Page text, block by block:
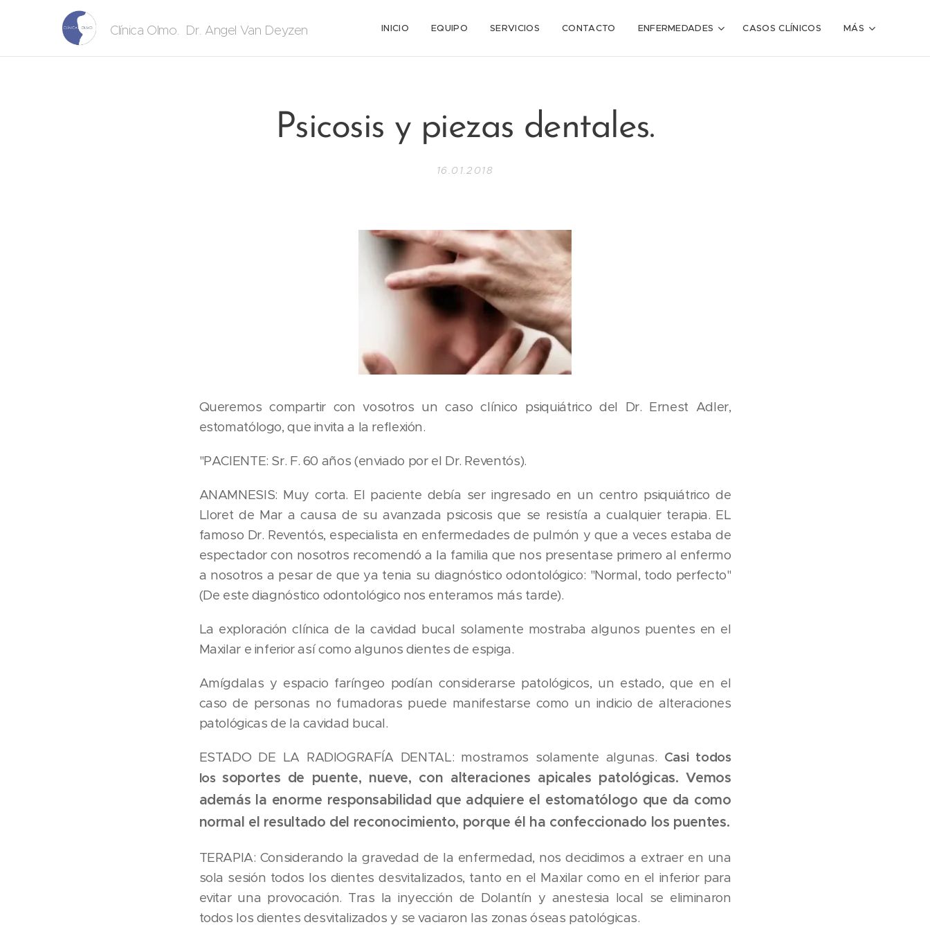
Clínica Olmo. Dr. Angel Van Deyzen INICIO EQUIPO SERVICIOS CONTACTO ENFERMEDADES CASOS CLÍNICOS MÁS
Psicosis y piezas dentales.
16.01.2018
Queremos compartir con vosotros un caso clínico psiquiátrico del Dr. Ernest Adler,
estomatólogo, que invita a la reflexión.
"PACIENTE: Sr. F. 60 años (enviado por el Dr. Reventós).
ANAMNESIS: Muy corta. El paciente debía ser ingresado en un centro psiquiátrico de
Lloret de Mar a causa de su avanzada psicosis que se resistía a cualquier terapia. EL
famoso Dr. Reventós, especialista en enfermedades de pulmón y que a veces estaba de
espectador con nosotros recomendó a la familia que nos presentase primero al enfermo
a nosotros a pesar de que ya tenia su diagnóstico odontológico: "Normal, todo perfecto"
(De este diagnóstico odontológico nos enteramos más tarde).
La exploración clínica de la cavidad bucal solamente mostraba algunos puentes en el
Maxilar e inferior así como algunos dientes de espiga.
Amígdalas y espacio faríngeo podían considerarse patológicos, un estado, que en el
caso de personas no fumadoras puede manifestarse como un indicio de alteraciones
patológicas de la cavidad bucal.
ESTADO DE LA RADIOGRAFÍA DENTAL: mostramos solamente algunas. Casi todos
lossoportes de puente, nueve, con alteraciones apicales patológicas. Vemos
además la enorme responsabilidad que adquiere el estomatólogo que da como
normal el resultado del reconocimiento, porque él ha confeccionado los puentes.
TERAPIA: Considerando la gravedad de la enfermedad, nos decidimos a extraer en una
sola sesión todos los dientes desvitalizados, tanto en el Maxilar como en el inferior para
evitar una provocación. Tras la inyección de Dolantín y anestesia local se eliminaron
todos los dientes desvitalizados y se vaciaron las zonas óseas patológicas.